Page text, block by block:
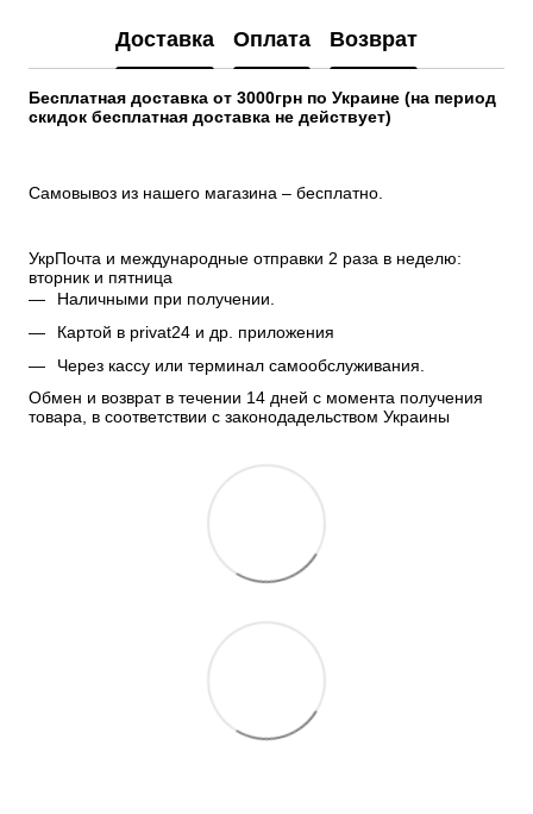
Доставка Оплата Возврат
Бесплатная доставка от 3000грн по Украине (на период
скидок бесплатная доставка не действует)
Самовывоз из нашего магазина – бесплатно.
УкрПочта и международные отправки 2 раза в неделю:
вторник и пятница
Наличными при получении.
Картой в privat24 и др. приложения
Через кассу или терминал самообслуживания.
Обмен и возврат в течении 14 дней с момента получения
товара, в соответствии с законодадельством Украины